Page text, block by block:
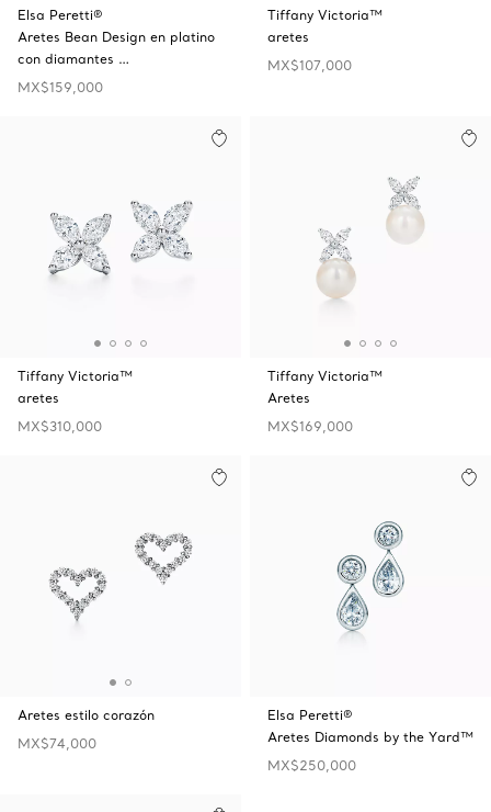
Elsa Peretti®
Aretes Bean Design en platino
con diamantes …
MX$159,000
Tiffany Victoria™
aretes
MX$107,000
Tiffany Victoria™
aretes
MX$310,000
Tiffany Victoria™
Aretes
MX$169,000
Aretes estilo corazón
MX$74,000
Elsa Peretti®
Aretes Diamonds by the Yard™
MX$250,000